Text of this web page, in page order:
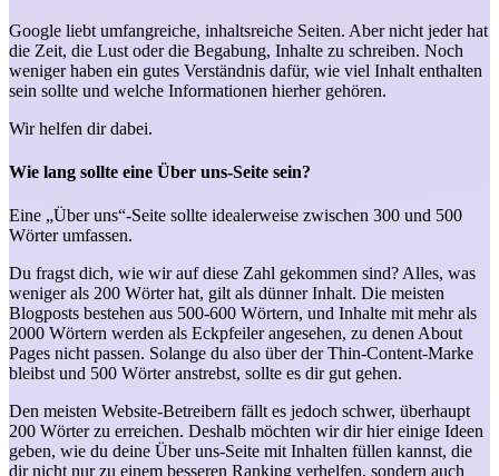
Google liebt umfangreiche, inhaltsreiche Seiten. Aber nicht jeder hat
die Zeit, die Lust oder die Begabung, Inhalte zu schreiben. Noch
weniger haben ein gutes Verständnis dafür, wie viel Inhalt enthalten
sein sollte und welche Informationen hierher gehören.
Wir helfen dir dabei.
Wie lang sollte eine Über uns-Seite sein?
Eine „Über uns“-Seite sollte idealerweise zwischen 300 und 500
Wörter umfassen.
Du fragst dich, wie wir auf diese Zahl gekommen sind? Alles, was
weniger als 200 Wörter hat, gilt als dünner Inhalt. Die meisten
Blogposts bestehen aus 500-600 Wörtern, und Inhalte mit mehr als
2000 Wörtern werden als Eckpfeiler angesehen, zu denen About
Pages nicht passen. Solange du also über der Thin-Content-Marke
bleibst und 500 Wörter anstrebst, sollte es dir gut gehen.
Den meisten Website-Betreibern fällt es jedoch schwer, überhaupt
200 Wörter zu erreichen. Deshalb möchten wir dir hier einige Ideen
geben, wie du deine Über uns-Seite mit Inhalten füllen kannst, die
dir nicht nur zu einem besseren Ranking verhelfen, sondern auch